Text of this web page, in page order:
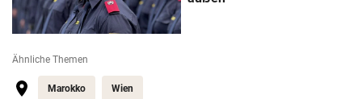
Ähnliche Themen
Marokko Wien